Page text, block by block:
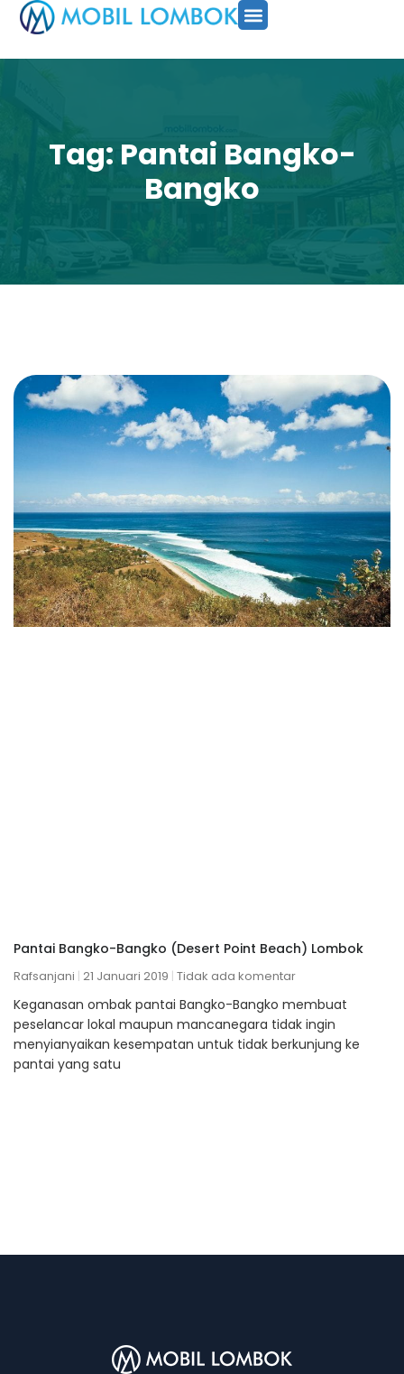
Tag: Pantai Bangko-
Bangko
Pantai Bangko-Bangko (Desert Point Beach) Lombok
Rafsanjani 21 Januari 2019 Tidak ada komentar
Keganasan ombak pantai Bangko-Bangko membuat
peselancar lokal maupun mancanegara tidak ingin
menyianyaikan kesempatan untuk tidak berkunjung ke
pantai yang satu